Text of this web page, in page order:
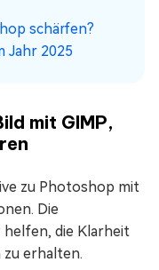
schärfen?
2025
mit GIMP,
zu Photoshop mit
Die
die Klarheit
zu erhalten.